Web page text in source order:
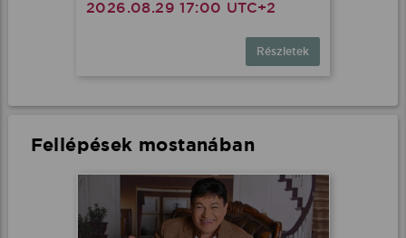
2026.08.29 17:00 UTC+2
Részletek
Fellépések mostanában
Minden cookie elfogadása
További lehetőségek